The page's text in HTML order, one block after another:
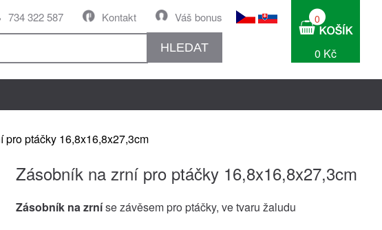
Váš bonus
Kontakt
734 322 587
HLEDAT
0
0 Kč
pro ptáčky 16,8x16,8x27,3cm
Zásobník na zrní pro ptáčky 16,8x16,8x27,3cm
Zásobník na zrníse závěsem pro ptáčky, ve tvaru žaludu